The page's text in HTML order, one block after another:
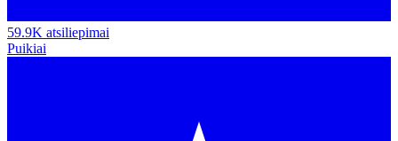
59.9K atsiliepimai
Puikiai